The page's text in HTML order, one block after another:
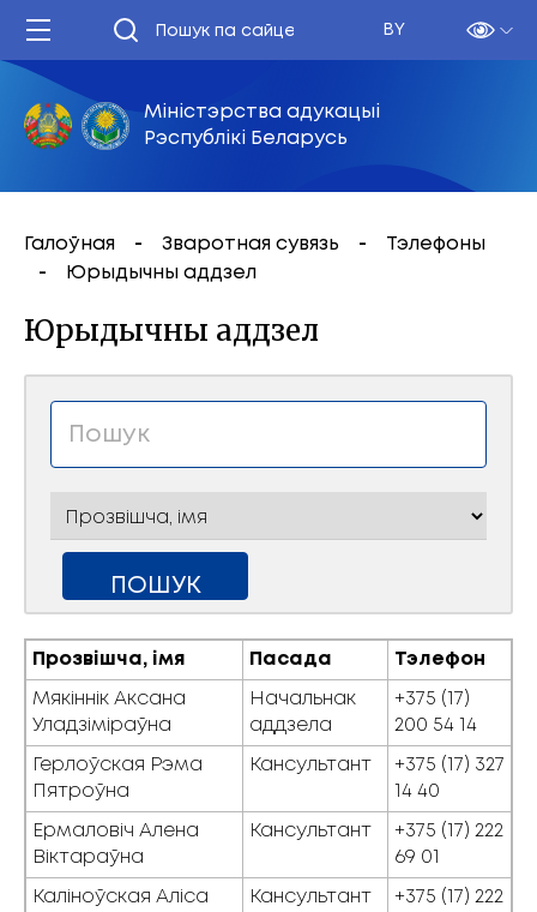
BY
Міністэрства адукацыі
Рэспублікі Беларусь
Галоўная Зваротная сувязь
Тэлефоны
Юрыдычны аддзел
Юрыдычны аддзел
Прозвішча, імя Пасада Тэлефон
Мякіннік Аксана
Уладзіміраўна
Начальнак
аддзела
+375 (17)
200 54 14
Герлоўская Рэма
Пятроўна
Кансультант
+375 (17) 327
14 40
Ермаловіч Алена
Віктараўна
Кансультант
+375 (17) 222
69 01
Каліноўская Аліса
Кансультант
+375 (17) 222